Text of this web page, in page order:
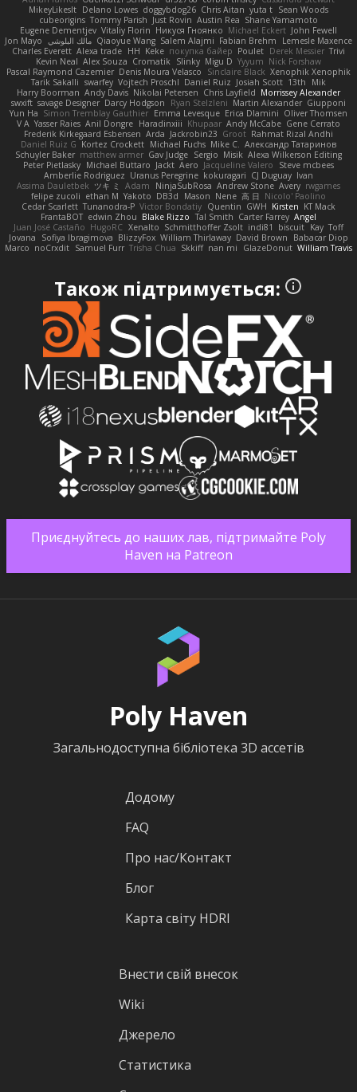
MikeyLikesIt Delano Lowes doggybdog26 Chris Aitan yuta t Sean Woods
cubeorigins Tommy Parish Just Rovin Austin Rea Shane Yamamoto
Eugene Dementjev Vitaliy Florin Никуся Гноянко Michael Eckert John Fewell
Jon Mayo مالك البلوشي Qiaoyue Wang Salem Alajmi Fabian Brehm
Lemesle Maxence
Charles Everett Alexa trade HH Keke покупка байер Poulet Derek Messier Trivi
Kevin Neal Alex Souza Cromatik Slinky Migu D Yyyum Nick Forshaw
Pascal Raymond Cazemier Denis Moura Velasco Sinclaire Black Xenophik Xenophik
Tarik Sakalli swarfey Vojtech Proschl Daniel Ruiz Josiah Scott 13th
Mik
Harry Boorman Andy Davis Nikolai Petersen Chris Layfield Morrissey Alexander
swxift savage Designer Darcy Hodgson Ryan Stelzleni Martin Alexander Giupponi
Yun Ha Simon Tremblay Gauthier Emma Levesque Erica Dlamini Oliver Thomsen
V A Yasser Raies Anil Dongre Haradinxiii Khupaar Andy McCabe Gene Cerrato
Frederik Kirkegaard Esbensen Arda Jackrobin23 Groot Rahmat Rizal Andhi
Daniel Ruiz G Kortez Crockett Michael Fuchs Mike C. Александр Татаринов
Schuyler Baker matthew armer Gav Judge Sergio Misik Alexa Wilkerson Editing
Peter Pietlasky Michael Buttaro Jackt Aero Jacqueline Valero
Steve mcbees
Amberlie Rodriguez Uranus Peregrine kokuragari CJ Duguay Ivan
Assima Dauletbek ツキ ミ Adam NinjaSubRosa Andrew Stone Avery rwgames
felipe zucoli ethan M Yakoto DB3d Mason Nene 高 日 Nicolo' Paolino
Cedar Scarlett Tunanodra-P Victor Bondatiy Quentin GWH Kirsten KT Mack
FrantaBOT edwin Zhou Blake Rizzo Tal Smith Carter Farrey Angel
Juan José Castaño HugoRC Xenalto Schmitthoffer Zsolt indi81 biscuit Kay Toff
Jovana
Sofiya Ibragimova BlizzyFox William Thirlaway David Brown
Babacar Diop
Marco noCrxdit Samuel Furr Trisha Chua Skkiff nan mi GlazeDonut William Travis
Також підтримується:
Приєднуйтесь до наших лав, підтримайте Poly
Haven на Patreon
Poly Haven
Загальнодоступна бібліотека 3D ассетів
Додому
FAQ
Про нас/Контакт
Блог
Карта світу HDRI
Внести свій внесок
Wiki
Джерело
Статистика